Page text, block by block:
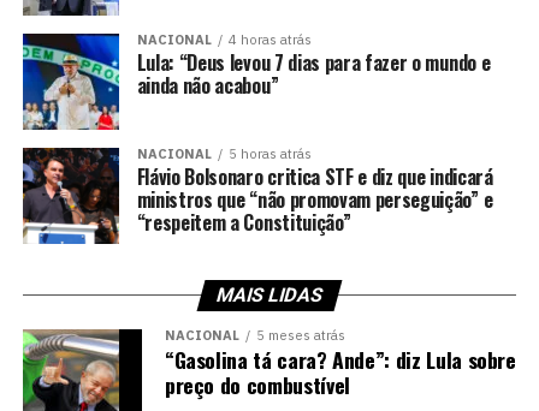
NACIONAL 4 horas atrás
Lula: “Deus levou 7 dias para fazer o mundo e
ainda não acabou”
NACIONAL 5 horas atrás
Flávio Bolsonaro critica STF e diz que indicará
ministros que “não promovam perseguição” e
“respeitem a Constituição”
MAIS LIDAS
NACIONAL 5 meses atrás
“Gasolina tá cara? Ande”: diz Lula sobre
preço do combustível